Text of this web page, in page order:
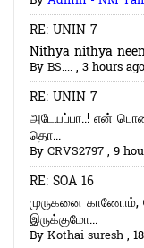
RE: UNIN 7
Nithya nithya
ByBS...., 3 hours ago
RE: UNIN 7
அடேயப்பா..! என்
தொ...
ByCRVS2797, 9
RE: SOA 16
முருகனை காணோம்,
இருக்குமோ...
ByKothai suresh,